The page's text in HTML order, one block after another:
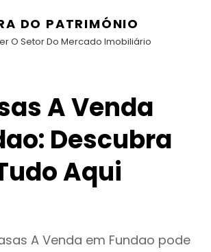
DO PATRIMÓNIO
O Setor Do Mercado Imobiliário
A Venda
Descubra
Aqui
A Venda em Fundao pode